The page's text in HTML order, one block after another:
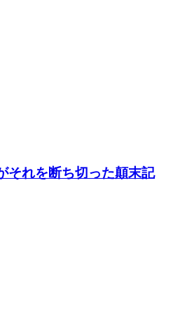
それを断ち切った顛末記